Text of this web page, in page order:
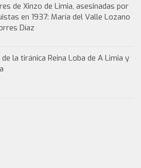
de Xinzo de Limia, asesinadas por
en 1937: María del Valle Lozano
Díaz
la tiránica Reina Loba de A Limia y